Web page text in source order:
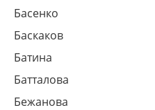
Басенко
Баскаков
Батина
Батталова
Бежанова